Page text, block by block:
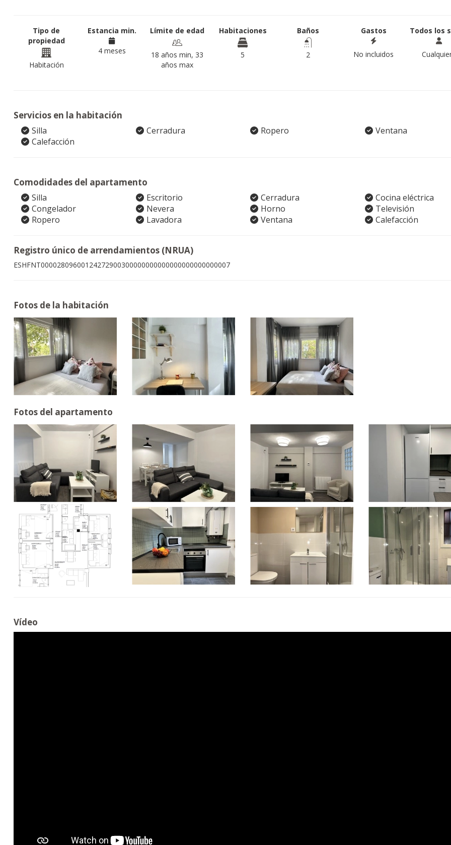
Tipo de
propiedad
Habitación
Estancia min.
4 meses
Límite de edad
18 años min, 33
años max
Habitaciones
5
Baños
2
Gastos
No incluidos
Todos los
Servicios en la habitación
Silla Cerradura Ropero
Ventana
Calefacción
Comodidades del apartamento
Silla Escritorio Cerradura
Cocina eléctrica
Congelador
Nevera Horno
Televisión
Ropero
Lavadora Ventana Calefacción
Registro único de arrendamientos (NRUA)
ESHFNT00002809600124272900300000000000000000000000007
Fotos de la habitación
Fotos del apartamento
Vídeo